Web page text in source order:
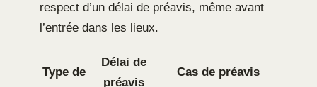
respect d’un délai de préavis, même avant
l’entrée dans les lieux.
Type de
Délai de
préavis
Cas de préavis